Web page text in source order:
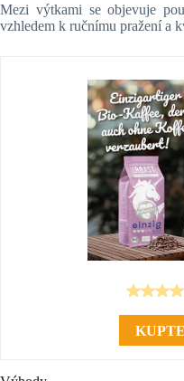
Mezi výtkami se objevuje
vzhledem k ručnímu pražení a